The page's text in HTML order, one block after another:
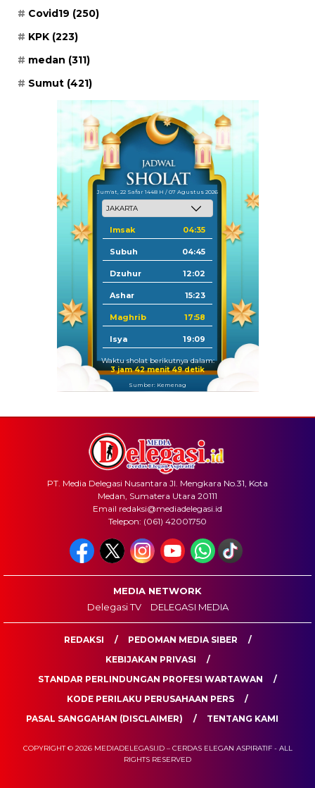
Covid19 (250)
KPK (223)
medan (311)
Sumut (421)
Jum'at, 22 Safar 1448 H / 07 Agustus 2026
Imsak 04:35
Subuh 04:45
Dzuhur 12:02
Ashar 15:23
Maghrib 17:58
Isya 19:09
Waktu sholat berikutnya dalam:
3 jam 42 menit 49 detik
Sumber: Kemenag
PT. Media Delegasi Nusantara Jl. Mengkara No.31, Kota
Medan, Sumatera Utara 20111
Email redaksi@mediadelegasi.id
Telepon: (061) 42001750
MEDIA NETWORK
Delegasi TV
DELEGASI MEDIA
REDAKSI
PEDOMAN MEDIA SIBER
KEBIJAKAN PRIVASI
STANDAR PERLINDUNGAN PROFESI WARTAWAN
KODE PERILAKU PERUSAHAAN PERS
PASAL SANGGAHAN (DISCLAIMER)
TENTANG KAMI
COPYRIGHT © 2026 MEDIADELEGASI.ID – CERDAS ELEGAN ASPIRATIF - ALL
RIGHTS RESERVED